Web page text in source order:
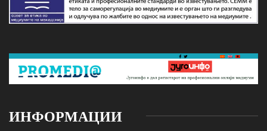
ИНФОРМАЦИИ